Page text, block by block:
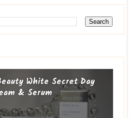
White Secret Day
& Serum